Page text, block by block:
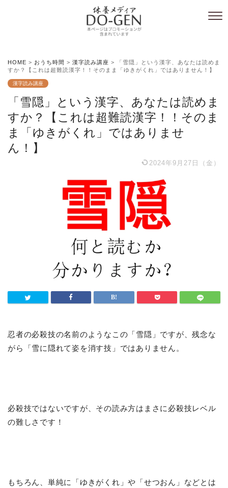
HOME > おうち時間 > 漢字読み講座 >
「雪隠」という漢字、あなたは読めま
すか？【これは超難読漢字！！そのまま「ゆきがくれ」ではありません！】
漢字読み講座
「雪隠」という漢字、あなたは読めま
すか？【これは超難読漢字！！そのま
ま「ゆきがくれ」ではありませ
ん！】
2024年9月27日（金）
忍者の必殺技の名前のようなこの「雪隠」ですが、残念な
がら「雪に隠れて姿を消す技」ではありません。
必殺技ではないですが、その読み方はまさに必殺技レベル
の難しさです！
もちろん、単純に「ゆきがくれ」や「せつおん」などとは